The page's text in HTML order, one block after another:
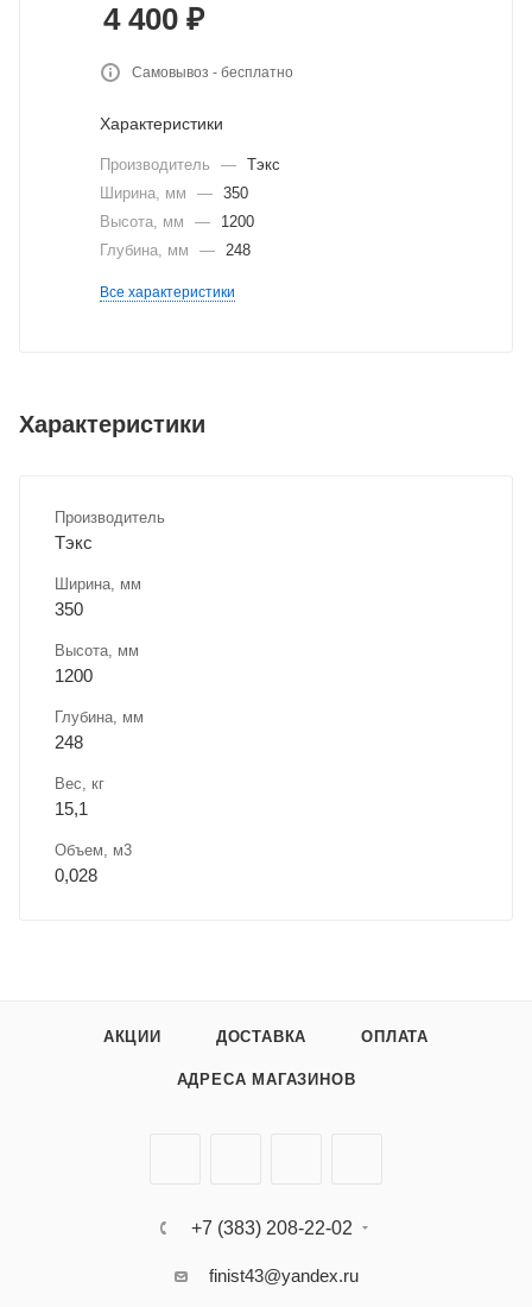
4 400 ₽
Самовывоз - бесплатно
Характеристики
Производитель — Тэкс
Ширина, мм
— 350
Высота, мм
—
1200
Глубина, мм
— 248
Все характеристики
Характеристики
Производитель
Тэкс
Ширина, мм
350
Высота, мм
1200
Глубина, мм
248
Вес, кг
15,1
Объем, м3
0,028
АКЦИИ ДОСТАВКА ОПЛАТА
АДРЕСА МАГАЗИНОВ
+7 (383) 208-22-02
finist43@yandex.ru